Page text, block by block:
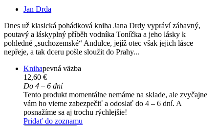
Jan Drda
Dnes už klasická pohádková kniha Jana Drdy vypráví zábavný,
poutavý a láskyplný příběh vodníka Toníčka a jeho lásky k
pohledné „suchozemské“ Andulce, jejíž otec však jejich lásce
nepřeje, a tak dceru pošle sloužit do Prahy...
Knihapevná väzba
12,60 €
Do 4 – 6 dní
Tento produkt momentálne nemáme na sklade, ale zvyčajne
vám ho vieme zabezpečiť a odoslať do 4 – 6 dní. A
posnažíme sa aj trochu rýchlejšie!
Pridať do zoznamu